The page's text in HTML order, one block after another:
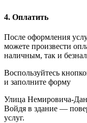
4. Оплатить
После оформления
можете произвести
наличным, так и
Воспользуйтесь
и заполните форму
Улица Немировича-
Войдя в здание —
услуг.